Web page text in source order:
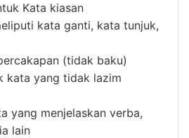
Kata kiasan
kata ganti, kata tunjuk,
(tidak baku)
kata yang tidak lazim
yang menjelaskan verba,
lain